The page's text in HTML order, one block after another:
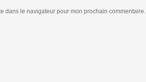
dans le navigateur pour mon prochain commentaire.